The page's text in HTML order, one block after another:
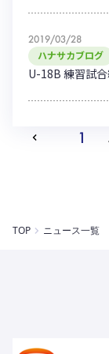
2019/03/28
ハナサカブログ
U-18B 練習試
1
TOP ニュース一覧